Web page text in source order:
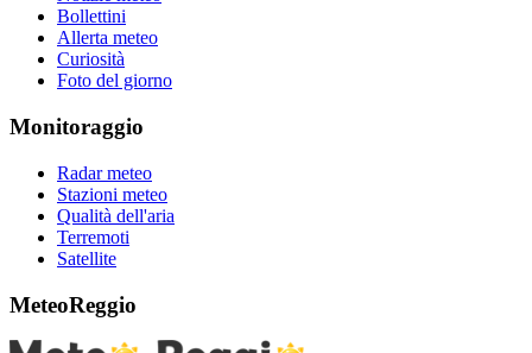
Bollettini
Allerta meteo
Curiosità
Foto del giorno
Monitoraggio
Radar meteo
Stazioni meteo
Qualità dell'aria
Terremoti
Satellite
MeteoReggio